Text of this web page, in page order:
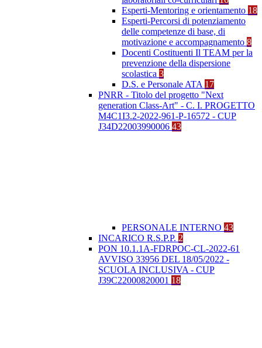
Esperti-Mentoring e orientamento 18
Esperti-Percorsi di potenziamento
delle competenze di base, di
motivazione e accompagnamento 8
Docenti Costituenti Il TEAM per la
prevenzione della dispersione
scolastica 3
D.S. e Personale ATA 17
PNRR - Titolo del progetto "Next
generation Class-Art" - C. I. PROGETTO
M4C1I3.2-2022-961-P-16572 - CUP
J34D22003990006 43
PERSONALE INTERNO 43
INCARICO R.S.P.P. 2
PON 10.1.1A-FDRPOC-CL-2022-61
AVVISO 33956 DEL 18/05/2022 -
SCUOLA INCLUSIVA - CUP
J39C22000820001 18